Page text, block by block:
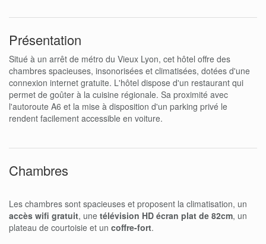
Présentation
Situé à un arrêt de métro du Vieux Lyon, cet hôtel offre des
chambres spacieuses, insonorisées et climatisées, dotées d'une
connexion internet gratuite. L'hôtel dispose d'un restaurant qui
permet de goûter à la cuisine régionale. Sa proximité avec
l'autoroute A6 et la mise à disposition d'un parking privé le
rendent facilement accessible en voiture.
Chambres
Les chambres sont spacieuses et proposent la climatisation, un
accès wifi gratuit, une télévision HD écran plat de 82cm, un
plateau de courtoisie et un coffre-fort.